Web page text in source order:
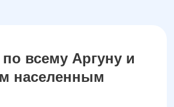
всему Аргуну и
населенным